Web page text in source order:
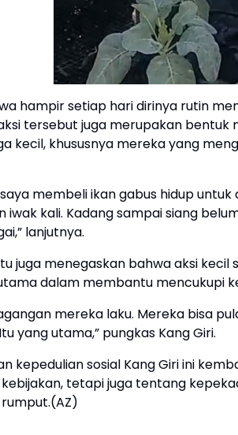
hampir setiap hari dirinya rutin
tersebut juga merupakan
kecil, khususnya mereka yang
membeli ikan gabus hidup
iwak kali. Kadang sampai siang
lanjutnya.
juga menegaskan bahwa aksi
dalam membantu mencukupi
mereka laku. Mereka bisa
yang utama,” pungkas Kang Giri.
kepedulian sosial Kang Giri ini
tetapi juga tentang